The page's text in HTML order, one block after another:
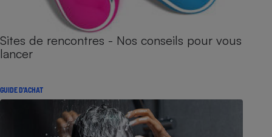
Sites de rencontres - Nos conseils pour vous
lancer
GUIDE D'ACHAT